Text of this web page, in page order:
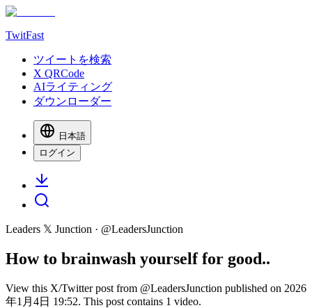
TwitFast
ツイートを検索
X QRCode
AIライティング
ダウンローダー
日本語
ログイン
Leaders 𝕏 Junction · @LeadersJunction
How to brainwash yourself for good..
View this X/Twitter post from @LeadersJunction published on 2026
年1月4日 19:52. This post contains 1 video.